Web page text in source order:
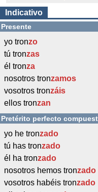
Indicativo
Presente
yo tronzo
tú tronzas
él tronza
nosotros tronzamos
vosotros tronzáis
ellos tronzan
Pretérito perfecto
yo he tronzado
tú has tronzado
él ha tronzado
nosotros hemos tronzado
vosotros habéis tronzado